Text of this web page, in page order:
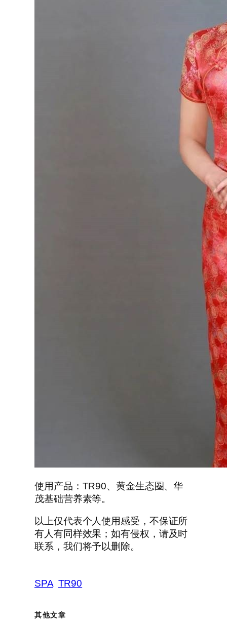
使用产品：TR90、黄金生态圈、华
茂基础营养素等。
以上仅代表个人使用感受，不保证所
有人有同样效果；如有侵权，请及时
联系，我们将予以删除。
SPA TR90
其他文章